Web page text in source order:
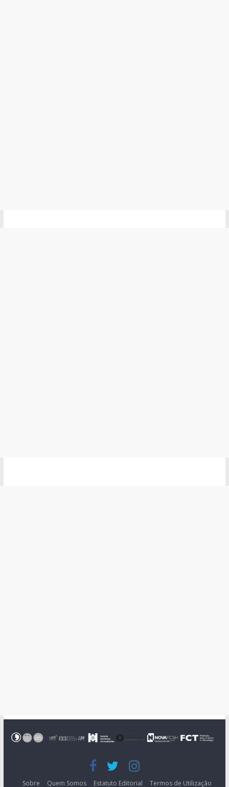
Sobre Quem Somos Estatuto Editorial Termos de Utilização